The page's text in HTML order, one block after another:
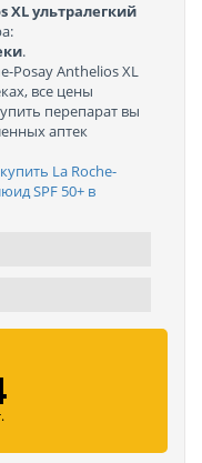
XL ультралегкий
.
Posay Anthelios XL
все цены
перепарат вы
аптек
купить La Roche-
SPF 50+ в